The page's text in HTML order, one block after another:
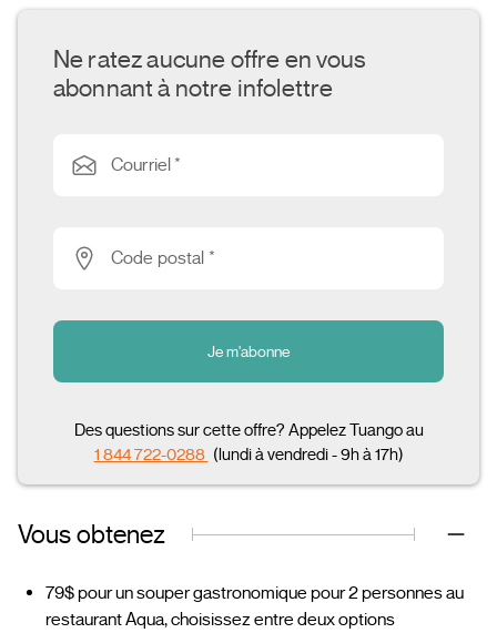
Ne ratez aucune offre en vous
abonnant à notre infolettre
Courriel *
Code postal *
Je m'abonne
Des questions sur cette offre? Appelez Tuango au
1 844 722-0288 (lundi à vendredi - 9h à 17h)
Vous obtenez
79$ pour un souper gastronomique pour 2 personnes au
restaurant Aqua, choisissez entre deux options